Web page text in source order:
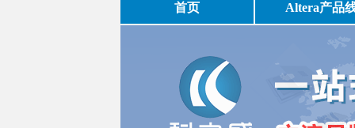
首页 Altera产品